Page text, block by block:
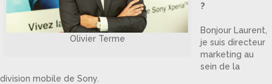
Olivier Terme
?
Bonjour Laurent,
je suis directeur
marketing au
sein de la
division mobile de Sony.